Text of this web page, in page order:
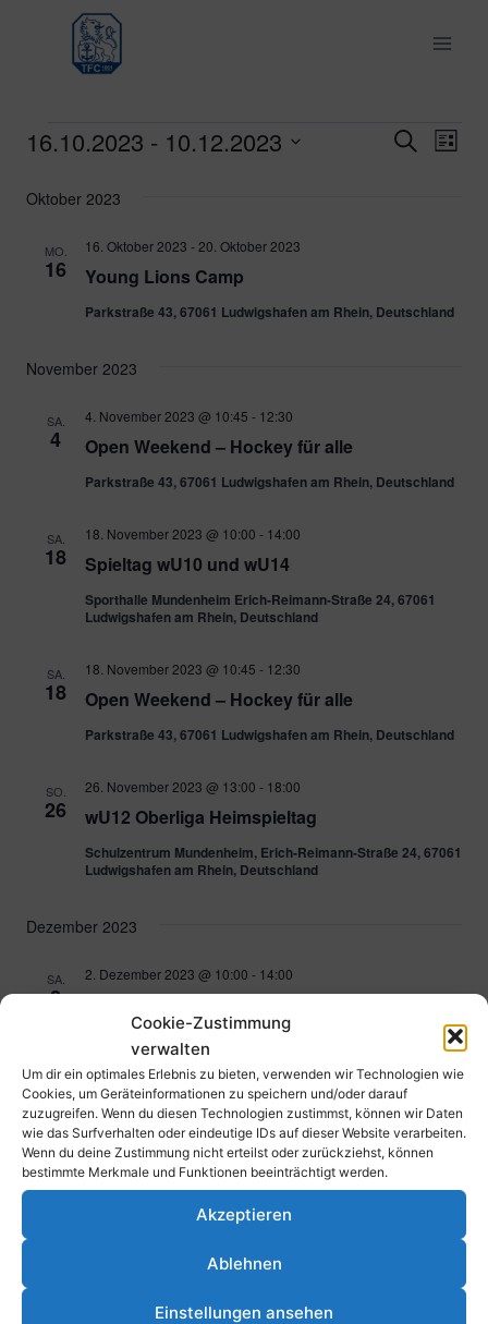
Cookie-Zustimmung
verwalten
Um dir ein optimales Erlebnis zu bieten, verwenden wir Technologien wie
Cookies, um Geräteinformationen zu speichern und/oder darauf
zuzugreifen. Wenn du diesen Technologien zustimmst, können wir Daten
wie das Surfverhalten oder eindeutige IDs auf dieser Website verarbeiten.
Wenn du deine Zustimmung nicht erteilst oder zurückziehst, können
bestimmte Merkmale und Funktionen beeinträchtigt werden.
Akzeptieren
Ablehnen
Einstellungen ansehen
springen
Veranstaltungen SucheListe
16.10.2023 - 10.12.2023
wählen.
Oktober 2023
MO.
16 Young Lions Camp
16. Oktober 2023 - 20. Oktober 2023
Parkstraße 43, 67061 Ludwigshafen am Rhein, Deutschland
November 2023
SA.
4 Open Weekend – Hockey für alle
4. November 2023 @ 10:45 - 12:30
Parkstraße 43, 67061 Ludwigshafen am Rhein, Deutschland
SA.
18 Spieltag wU10 und wU14
18. November 2023 @ 10:00 - 14:00
Sporthalle Mundenheim Erich-Reimann-Straße 24, 67061
Ludwigshafen am Rhein, Deutschland
SA.
18 Open Weekend – Hockey für alle
18. November 2023 @ 10:45 - 12:30
Parkstraße 43, 67061 Ludwigshafen am Rhein, Deutschland
SO.
26 wU12 Oberliga Heimspieltag
26. November 2023 @ 13:00 - 18:00
Schulzentrum Mundenheim, Erich-Reimann-Straße 24, 67061
Ludwigshafen am Rhein, Deutschland
Dezember 2023
SA.
2
2. Dezember 2023 @ 10:00 - 14:00
Sporthalle Mundenheim Erich-Reimann-Straße 24, 67061
Ludwigshafen am Rhein, Deutschland
SA.
2 Spieltag mU10
2. Dezember 2023 @ 10:00-18:00
Schulzentrum Mundenheim, Erich-Reimann-Straße 24, 67061
Ludwigshafen am Rhein, Deutschland
Open Weekend – Hockey für alle
Parkstraße 43, 67061 Ludwigshafen am Rhein, Deutschland